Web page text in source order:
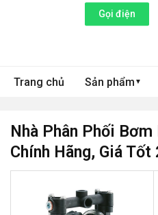
Gọi điện
Trang chủ Sản phẩm ▼
Nhà Phân Phối
Chính Hãng, Giá Tốt